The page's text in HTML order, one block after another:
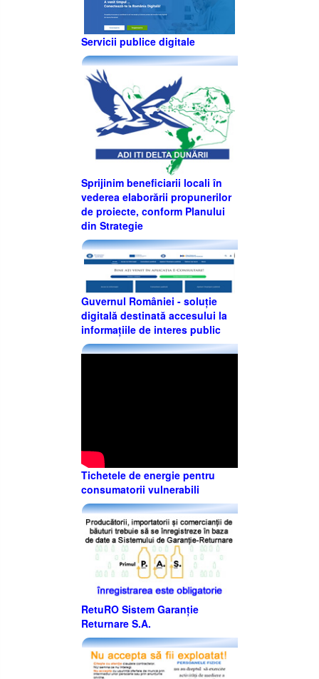
Servicii publice digitale
Sprijinim beneficiarii locali în
vederea elaborării propunerilor
de proiecte, conform Planului
din Strategie
Guvernul României - soluție
digitală destinată accesului la
informațiile de interes public
Tichetele de energie pentru
consumatorii vulnerabili
RetuRO Sistem Garanție
Returnare S.A.